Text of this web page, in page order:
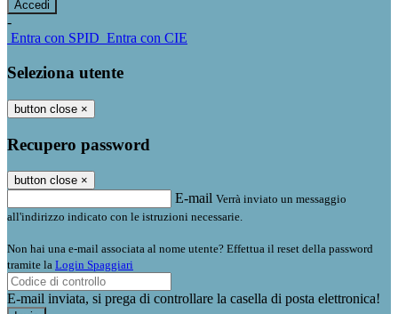
-
Entra con SPID Entra con CIE
Seleziona utente
button close ×
Recupero password
button close ×
E-mail Verrà inviato un messaggio
all'indirizzo indicato con le istruzioni necessarie.
Non hai una e-mail associata al nome utente? Effettua il reset della password
tramite la Login Spaggiari
E-mail inviata, si prega di controllare la casella di posta elettronica!